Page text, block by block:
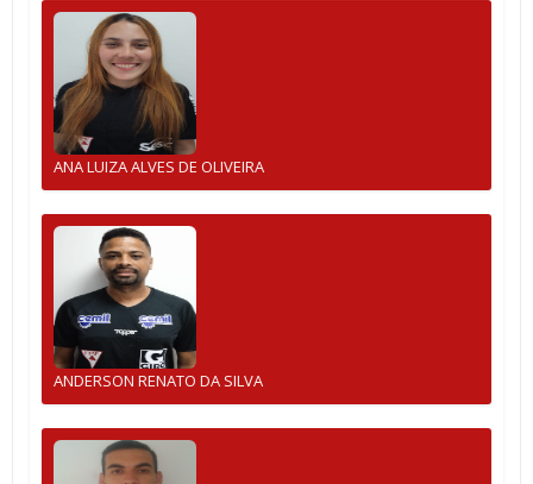
ANA LUIZA ALVES DE OLIVEIRA
ANDERSON RENATO DA SILVA